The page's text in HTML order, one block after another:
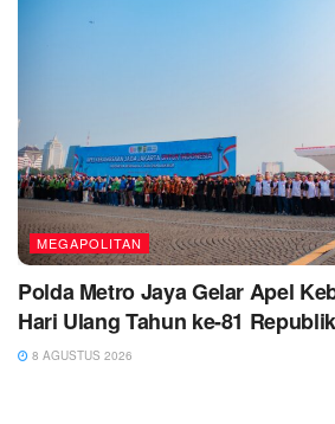
MEGAPOLITAN
Polda Metro Jaya Gelar Apel
Hari Ulang Tahun ke-81
8 AGUSTUS 2026